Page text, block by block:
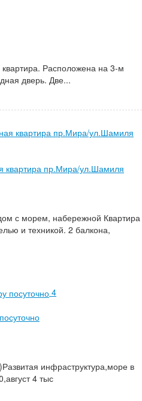
Расположена на 3-м
дверь. Две...
квартира пр.Мира/ул.Шамиля
с морем, набережной Квартира
и техникой. 2 балкона,
4
инфраструктура,море в
4 тыс